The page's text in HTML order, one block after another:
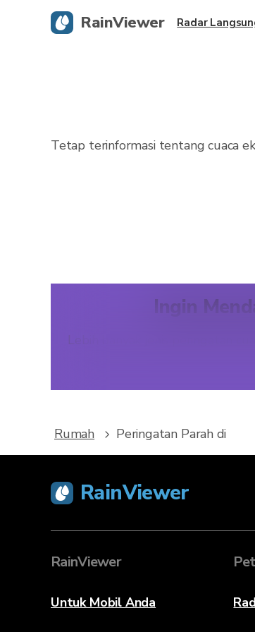
Tetap terinformasi tentang cuaca
Ingin
Lebih banyak jenis peringatan
Rumah Peringatan Parah di
RainViewer
RainViewer
Untuk Mobil Anda
RainViewer Radar